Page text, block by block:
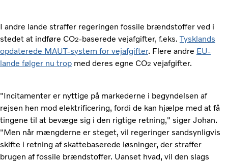
I andre lande straffer regeringen fossile brændstoffer ved i
stedet at indføre CO2-baserede vejafgifter, f.eks.Tysklands
opdaterede MAUT-system for vejafgifter. Flere andre EU-
lande følger nu trop med deres egne CO2 vejafgifter.
"Incitamenter er nyttige på markederne i begyndelsen af
rejsen hen mod elektrificering, fordi de kan hjælpe med at få
tingene til at bevæge sig i den rigtige retning," siger Johan.
"Men når mængderne er steget, vil regeringer sandsynligvis
skifte i retning af skattebaserede løsninger, der straffer
brugen af ​​fossile brændstoffer. Uanset hvad, vil den slags